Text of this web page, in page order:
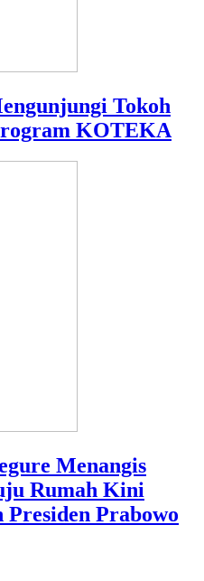
Tokoh
KOTEKA
Menangis
Rumah Kini
Prabowo